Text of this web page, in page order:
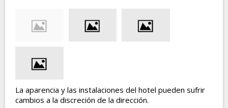
La aparencia y las instalaciones del hotel pueden sufrir
cambios a la discreción de la dirección.